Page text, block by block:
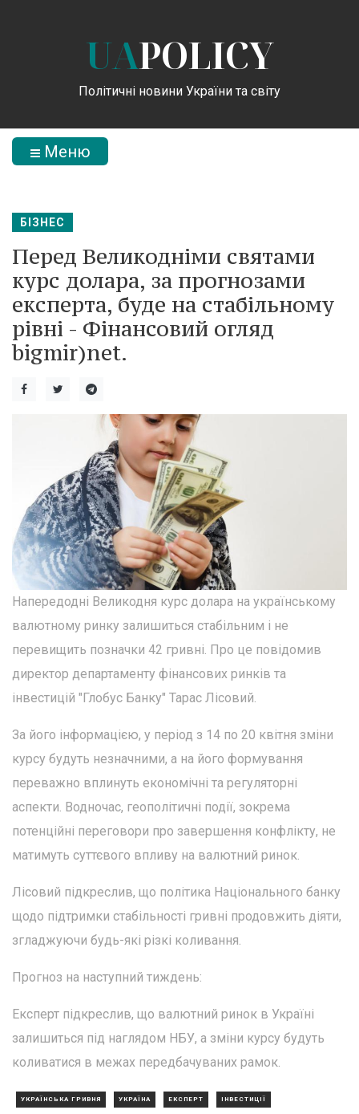
UAPOLICY
Політичні новини України та світу
Меню
БІЗНЕС
Перед Великодніми святами
курс долара, за прогнозами
експерта, буде на стабільному
рівні - Фінансовий огляд
bigmir)net.
Напередодні Великодня курс долара на українському
валютному ринку залишиться стабільним і не
перевищить позначки 42 гривні. Про це повідомив
директор департаменту фінансових ринків та
інвестицій "Глобус Банку" Тарас Лісовий.
За його інформацією, у період з 14 по 20 квітня зміни
курсу будуть незначними, а на його формування
переважно вплинуть економічні та регуляторні
аспекти. Водночас, геополітичні події, зокрема
потенційні переговори про завершення конфлікту, не
матимуть суттєвого впливу на валютний ринок.
Лісовий підкреслив, що політика Національного банку
щодо підтримки стабільності гривні продовжить діяти,
згладжуючи будь-які різкі коливання.
Прогноз на наступний тиждень:
Експерт підкреслив, що валютний ринок в Україні
залишиться під наглядом НБУ, а зміни курсу будуть
коливатися в межах передбачуваних рамок.
УКРАЇНСЬКА ГРИВНЯ УКРАЇНА ЕКСПЕРТ ІНВЕСТИЦІЇ